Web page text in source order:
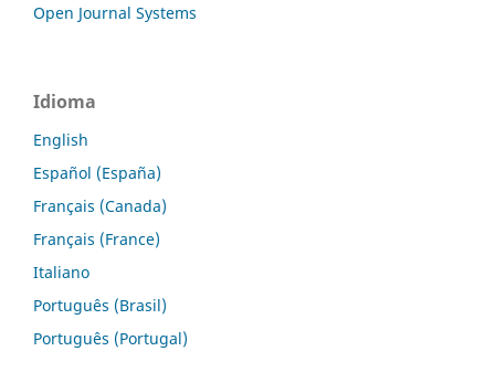
Open Journal Systems
Idioma
English
Español (España)
Français (Canada)
Français (France)
Italiano
Português (Brasil)
Português (Portugal)